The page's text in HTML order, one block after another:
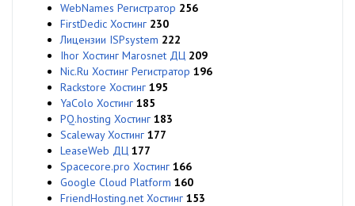
WebNames Регистратор 256
FirstDedic Хостинг 230
Лицензии ISPsystem 222
Ihor Хостинг Marosnet ДЦ 209
Nic.Ru Хостинг Регистратор 196
Rackstore Хостинг 195
YaColo Хостинг 185
PQ.hosting Хостинг 183
Scaleway Хостинг 177
LeaseWeb ДЦ 177
Spacecore.pro Хостинг 166
Google Cloud Platform 160
FriendHosting.net Хостинг 153